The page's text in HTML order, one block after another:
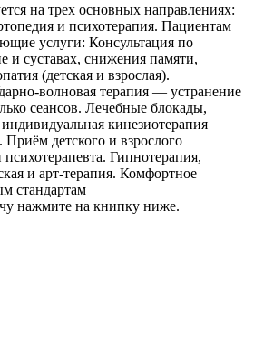
на трех основных направлениях:
и психотерапия. Пациентам
услуги: Консультация по
и суставах, снижения памяти,
(детская и взрослая).
волновая терапия — устранение
сеансов. Лечебные блокады,
кинезиотерапия
Приём детского и взрослого
Гипнотерапия,
и арт-терапия. Комфортное
стандартам
нажмите на книпку ниже.